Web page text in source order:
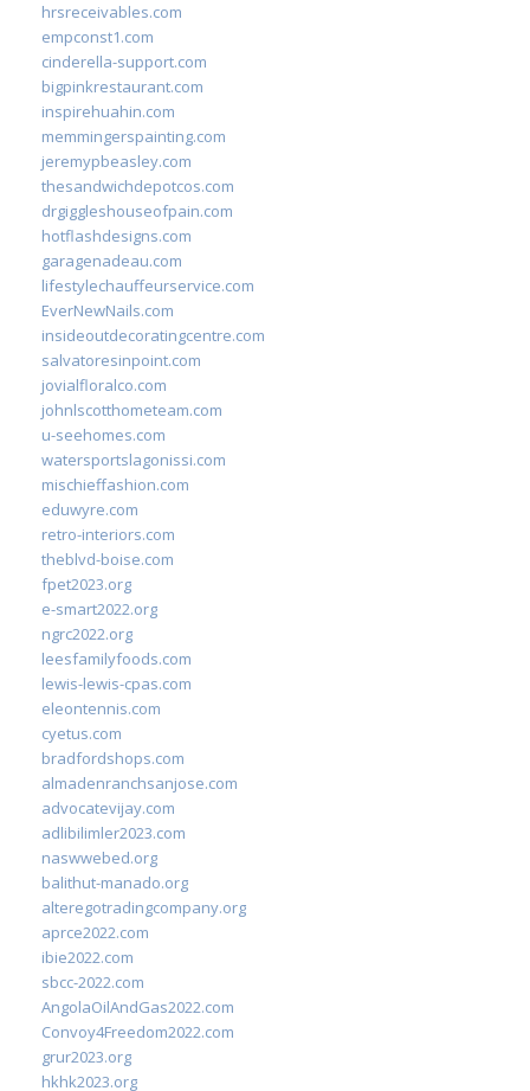
hrsreceivables.com
empconst1.com
cinderella-support.com
bigpinkrestaurant.com
inspirehuahin.com
memmingerspainting.com
jeremypbeasley.com
thesandwichdepotcos.com
drgiggleshouseofpain.com
hotflashdesigns.com
garagenadeau.com
lifestylechauffeurservice.com
EverNewNails.com
insideoutdecoratingcentre.com
salvatoresinpoint.com
jovialfloralco.com
johnlscotthometeam.com
u-seehomes.com
watersportslagonissi.com
mischieffashion.com
eduwyre.com
retro-interiors.com
theblvd-boise.com
fpet2023.org
e-smart2022.org
ngrc2022.org
leesfamilyfoods.com
lewis-lewis-cpas.com
eleontennis.com
cyetus.com
bradfordshops.com
almadenranchsanjose.com
advocatevijay.com
adlibilimler2023.com
naswwebed.org
balithut-manado.org
alteregotradingcompany.org
aprce2022.com
ibie2022.com
sbcc-2022.com
AngolaOilAndGas2022.com
Convoy4Freedom2022.com
grur2023.org
hkhk2023.org